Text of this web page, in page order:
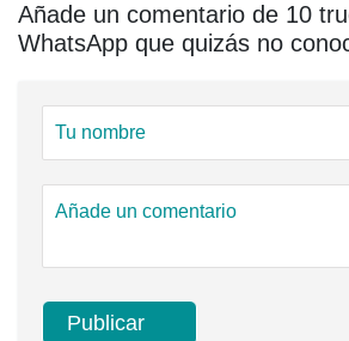
Añade un comentario de 10
WhatsApp que quizás no